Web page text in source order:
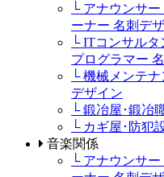
└ アナウンサ
ーナー 名刺デ
└ ITコンサルタ
プログラマー
└ 機械メンテ
デザイン
└ 鍛冶屋･鍛冶
└ カギ屋･防犯
音楽関係
└ アナウンサ